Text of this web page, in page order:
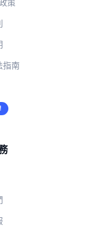
策
指南